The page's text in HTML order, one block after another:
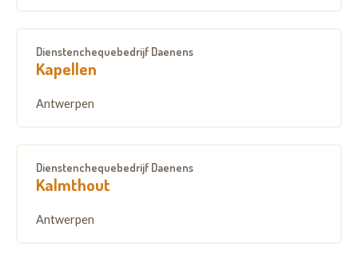
Dienstenchequebedrijf Daenens
Kapellen
Antwerpen
Dienstenchequebedrijf Daenens
Kalmthout
Antwerpen